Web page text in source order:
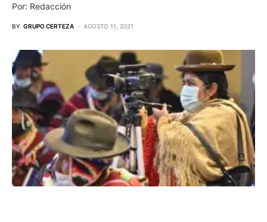
Por: Redacción
BY GRUPO CERTEZA AGOSTO 11, 2021